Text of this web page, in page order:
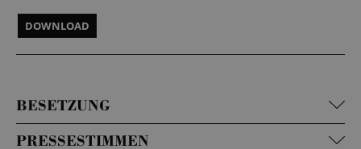
DOWNLOAD
BESETZUNG
PRESSESTIMMEN